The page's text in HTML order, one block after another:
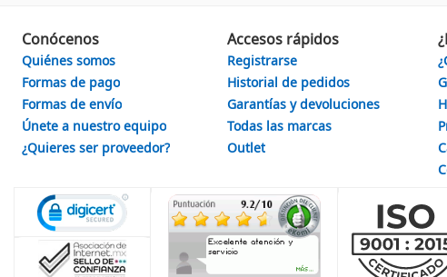
Conócenos
Quiénes somos
Formas de pago
Formas de envío
Únete a nuestro equipo
¿Quieres ser proveedor?
Accesos rápidos
Registrarse
Historial de pedidos
Garantías y devoluciones
Todas las marcas
Outlet